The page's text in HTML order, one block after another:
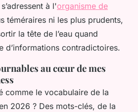
à l'organisme de
téméraires ni les plus prudents,
la tête de l’eau quand
d’informations contradictoires.
au cœur de mes
comme le vocabulaire de la
2026 ? Des mots-clés, de la